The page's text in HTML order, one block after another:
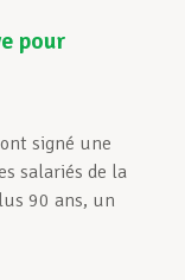
pour
signé une
salariés de la
90 ans, un